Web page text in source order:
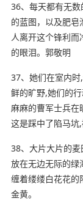
36、每天都有无
的蓝图，以及肥
人离开这个锋利
的眼泪。郭敬明
37、她们在室内
鲜的旷野,她们的
麻麻的曹军士兵在
这是踩中了陷马坑
38、大片大片的
放在无边无际的绿
缠着缕缕白花花的
金黄。